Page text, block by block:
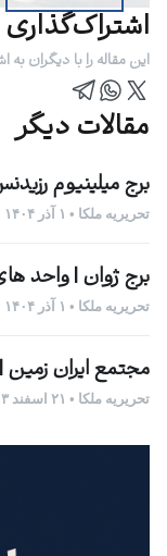
اشتراک‌گذاری
این مقاله را با دیگران به
مقالات دیگر
برج میلینیوم
تحریریه ملکا • ۱ آذر ۱۴۰۴
برج ژوان | واحد های
تحریریه ملکا • ۱ آذر ۱۴۰۴
مجتمع ایران
تحریریه ملکا • ۲۱ اسفند ۱۴۰۳